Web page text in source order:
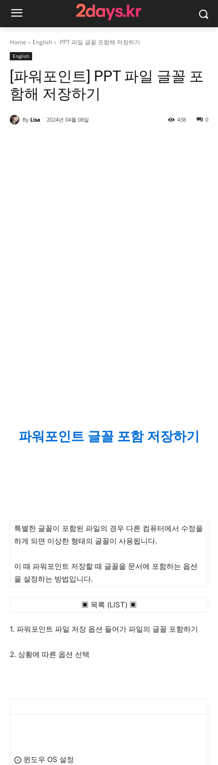
Home English PPT 파일 글꼴 포함해 저장하기
English
[파워포인트] PPT 파일 글꼴 포
함해 저장하기
By Lisa 2024년 04월 08일 0
438
파워포인트 글꼴 포함 저장하기
특별한 글꼴이 포함된 파일의 경우 다른 컴퓨터에서 수정을
하게 되면 이상한 형태의 글꼴이 사용됩니다.
이 때 파워포인트 저장할 때 글꼴을 문서에 포함하는 옵션
을 설정하는 방법입니다.
▣ 목록 (LIST) ▣
1. 파워포인트 파일 저장 옵션 들어가 파일의 글꼴 포함하기
2. 상황에 따른 옵션 선택
⨀ 윈도우 OS 설정